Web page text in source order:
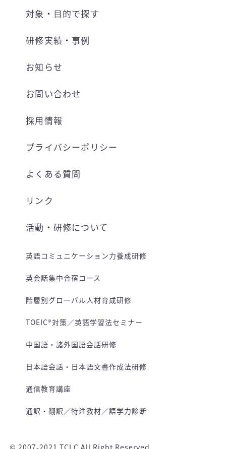
対象・目的で探す
研修実績・事例
お知らせ
お問い合わせ
採用情報
プライバシーポリシー
よくある質問
リンク
活動・研修について
英語コミュニケーション力養成研修
英会話集中合宿コース
階層別グローバル人材育成研修
TOEIC®対策／英語学習法セミナー
中国語・諸外国語会話研修
日本語会話・日本語文書作成法研修
通信教育講座
通訳・翻訳／特注教材／語学力診断
© 2007-2021 TCLC All Right Reserved.